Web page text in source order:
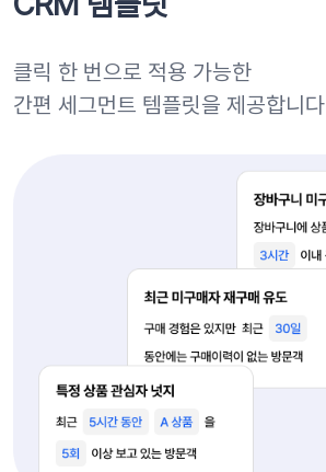
클릭 한 번으로 적용 가능한
간편 세그먼트 템플릿을 제공합니다